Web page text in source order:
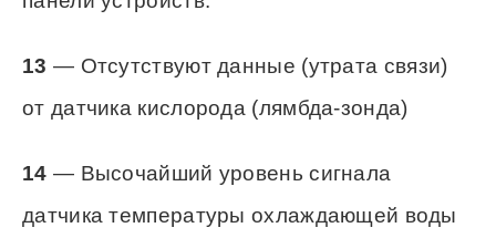
— Неисправность в электронной цепи
индикатора дефектов, размещенного на
панели устройств.
13
— Отсутствуют данные (утрата связи)
от датчика кислорода (лямбда-зонда)